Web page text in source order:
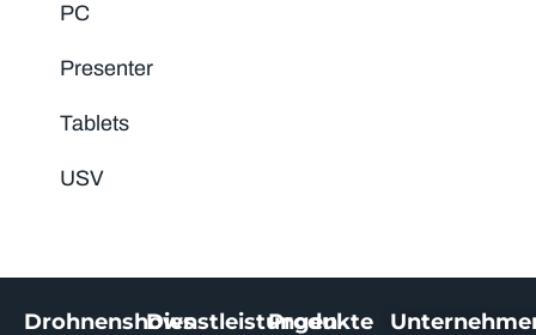
PC
Presenter
Tablets
USV
DrohnenshowsDienstleistungen
Produkte